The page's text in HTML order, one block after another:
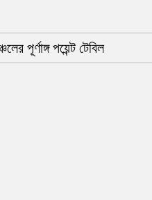
পূর্ণাঙ্গ পয়েন্ট টেবিল